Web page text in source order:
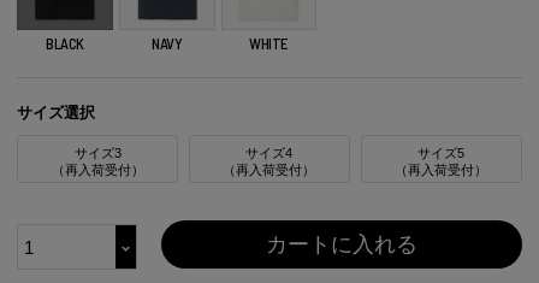
BLACK NAVY WHITE
サイズ選択
サイズ3
（再入荷受付）
サイズ4
（再入荷受付）
サイズ5
（再入荷受付）
カートに入れる